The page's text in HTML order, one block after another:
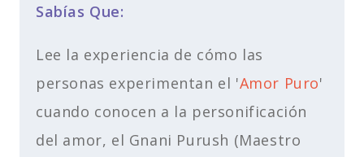
Sabías Que:
Lee la experiencia de cómo las
personas experimentan el 'Amor Puro'
cuando conocen a la personificación
del amor, el Gnani Purush (Maestro